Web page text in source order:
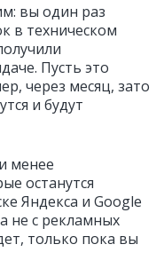
вы один раз
в техническом
Пусть это
через месяц, зато
и будут
менее
останутся
Яндекса и Google
не с рекламных
только пока вы